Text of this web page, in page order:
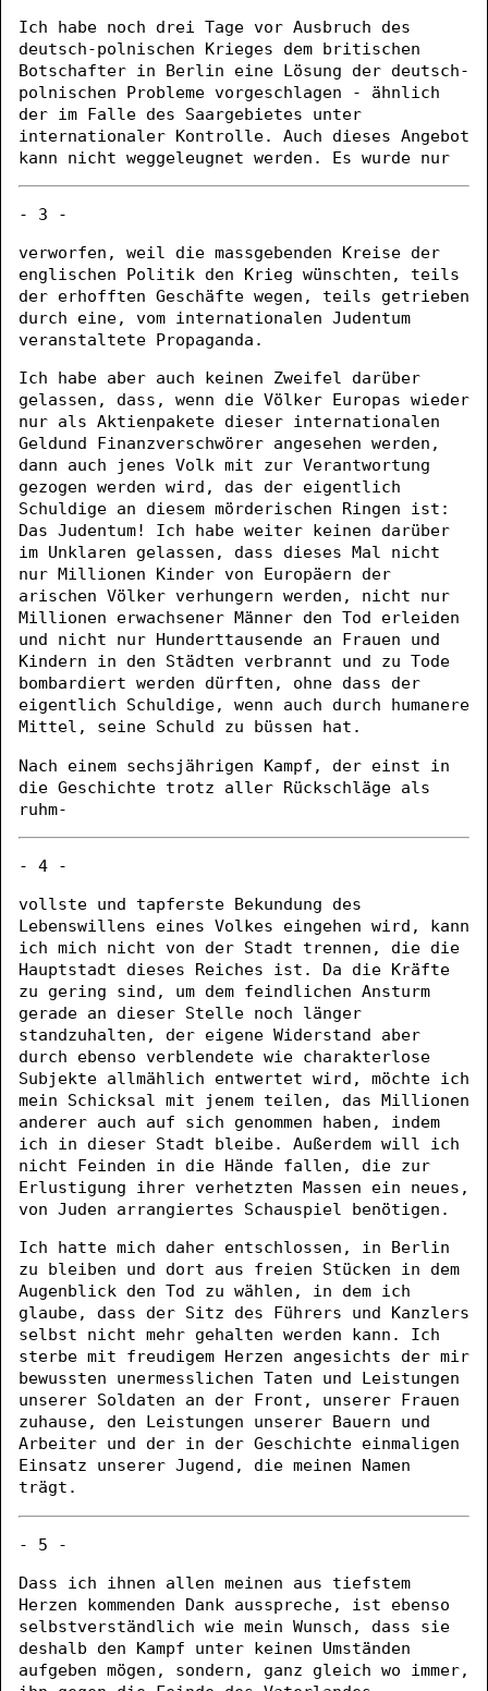
Ich habe noch drei Tage vor Ausbruch des
deutsch-polnischen Krieges dem britischen
Botschafter in Berlin eine Lösung der deutsch-
polnischen Probleme vorgeschlagen - ähnlich
der im Falle des Saargebietes unter
internationaler Kontrolle. Auch dieses Angebot
kann nicht weggeleugnet werden. Es wurde nur
- 3 -
verworfen, weil die massgebenden Kreise der
englischen Politik den Krieg wünschten, teils
der erhofften Geschäfte wegen, teils getrieben
durch eine, vom internationalen Judentum
veranstaltete Propaganda.
Ich habe aber auch keinen Zweifel darüber
gelassen, dass, wenn die Völker Europas wieder
nur als Aktienpakete dieser internationalen
Geldund Finanzverschwörer angesehen werden,
dann auch jenes Volk mit zur Verantwortung
gezogen werden wird, das der eigentlich
Schuldige an diesem mörderischen Ringen ist:
Das Judentum! Ich habe weiter keinen darüber
im Unklaren gelassen, dass dieses Mal nicht
nur Millionen Kinder von Europäern der
arischen Völker verhungern werden, nicht nur
Millionen erwachsener Männer den Tod erleiden
und nicht nur Hunderttausende an Frauen und
Kindern in den Städten verbrannt und zu Tode
bombardiert werden dürften, ohne dass der
eigentlich Schuldige, wenn auch durch humanere
Mittel, seine Schuld zu büssen hat.
Nach einem sechsjährigen Kampf, der einst in
die Geschichte trotz aller Rückschläge als
ruhm-
- 4 -
vollste und tapferste Bekundung des
Lebenswillens eines Volkes eingehen wird, kann
ich mich nicht von der Stadt trennen, die die
Hauptstadt dieses Reiches ist. Da die Kräfte
zu gering sind, um dem feindlichen Ansturm
gerade an dieser Stelle noch länger
standzuhalten, der eigene Widerstand aber
durch ebenso verblendete wie charakterlose
Subjekte allmählich entwertet wird, möchte ich
mein Schicksal mit jenem teilen, das Millionen
anderer auch auf sich genommen haben, indem
ich in dieser Stadt bleibe. Außerdem will ich
nicht Feinden in die Hände fallen, die zur
Erlustigung ihrer verhetzten Massen ein neues,
von Juden arrangiertes Schauspiel benötigen.
Ich hatte mich daher entschlossen, in Berlin
zu bleiben und dort aus freien Stücken in dem
Augenblick den Tod zu wählen, in dem ich
glaube, dass der Sitz des Führers und Kanzlers
selbst nicht mehr gehalten werden kann. Ich
sterbe mit freudigem Herzen angesichts der mir
bewussten unermesslichen Taten und Leistungen
unserer Soldaten an der Front, unserer Frauen
zuhause, den Leistungen unserer Bauern und
Arbeiter und der in der Geschichte einmaligen
Einsatz unserer Jugend, die meinen Namen
trägt.
- 5 -
Dass ich ihnen allen meinen aus tiefstem
Herzen kommenden Dank ausspreche, ist ebenso
selbstverständlich wie mein Wunsch, dass sie
deshalb den Kampf unter keinen Umständen
aufgeben mögen, sondern, ganz gleich wo immer,